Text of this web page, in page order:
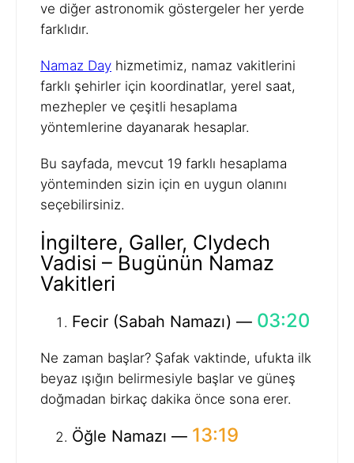
ve diğer astronomik göstergeler her yerde
farklıdır.
Namaz Day hizmetimiz, namaz vakitlerini
farklı şehirler için koordinatlar, yerel saat,
mezhepler ve çeşitli hesaplama
yöntemlerine dayanarak hesaplar.
Bu sayfada, mevcut 19 farklı hesaplama
yönteminden sizin için en uygun olanını
seçebilirsiniz.
İngiltere, Galler, Clydech
Vadisi – Bugünün Namaz
Vakitleri
Fecir (Sabah Namazı) — 03:20
Ne zaman başlar? Şafak vaktinde, ufukta ilk
beyaz ışığın belirmesiyle başlar ve güneş
doğmadan birkaç dakika önce sona erer.
Öğle Namazı — 13:19